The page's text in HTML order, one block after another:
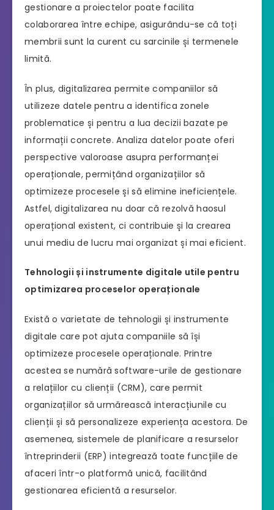
gestionare a proiectelor poate facilita
colaborarea între echipe, asigurându-se că toți
membrii sunt la curent cu sarcinile și termenele
limită.
În plus, digitalizarea permite companiilor să
utilizeze datele pentru a identifica zonele
problematice și pentru a lua decizii bazate pe
informații concrete. Analiza datelor poate oferi
perspective valoroase asupra performanței
operaționale, permițând organizațiilor să
optimizeze procesele și să elimine ineficiențele.
Astfel, digitalizarea nu doar că rezolvă haosul
operațional existent, ci contribuie și la crearea
unui mediu de lucru mai organizat și mai eficient.
Tehnologii și instrumente digitale utile pentru
optimizarea proceselor operaționale
Există o varietate de tehnologii și instrumente
digitale care pot ajuta companiile să își
optimizeze procesele operaționale. Printre
acestea se numără software-urile de gestionare
a relațiilor cu clienții (CRM), care permit
organizațiilor să urmărească interacțiunile cu
clienții și să personalizeze experiența acestora. De
asemenea, sistemele de planificare a resurselor
întreprinderii (ERP) integrează toate funcțiile de
afaceri într-o platformă unică, facilitând
gestionarea eficientă a resurselor.